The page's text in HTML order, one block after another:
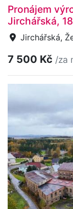
Pronájem
Jirchářská,
Jirchářská,
7 500 Kč /za